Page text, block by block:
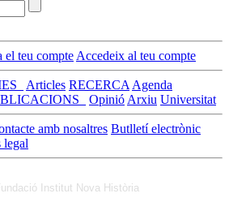
el teu compte Accedeix al teu compte
Articles RECERCA Agenda
Opinió Arxiu Universitat
amb nosaltres Butlletí electrònic
legal
Institut Nova Història